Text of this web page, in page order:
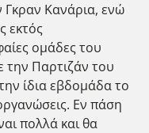
Γκραν Κανάρια, ενώ
εκτός
ομάδες του
την Παρτιζάν του
ίδια εβδομάδα το
Εν πάση
πολλά και θα